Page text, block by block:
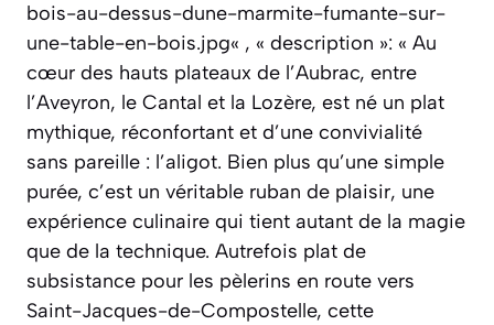
bois-au-dessus-dune-marmite-fumante-sur-
une-table-en-bois.jpg« , « description »: « Au
cœur des hauts plateaux de l’Aubrac, entre
l’Aveyron, le Cantal et la Lozère, est né un plat
mythique, réconfortant et d’une convivialité
sans pareille : l’aligot. Bien plus qu’une simple
purée, c’est un véritable ruban de plaisir, une
expérience culinaire qui tient autant de la magie
que de la technique. Autrefois plat de
subsistance pour les pèlerins en route vers
Saint-Jacques-de-Compostelle, cette